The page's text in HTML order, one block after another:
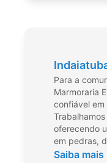
Para a
Marmoraria
confiável em
oferecendo
em pedras,
Saiba